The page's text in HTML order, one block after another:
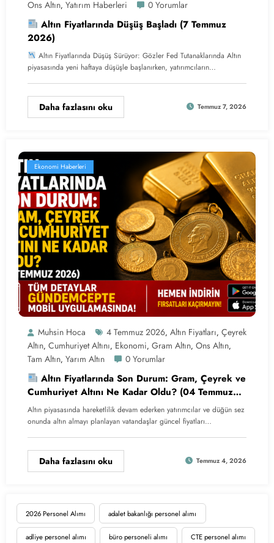
2026 Personel Alımı adalet bakanlığı personel alımı
adliye personel alımı büro personeli alımı CTE personel alımı
Ons Altın, Yatırım Haberleri 0 Yorumlar
Altın Fiyatlarında Düşüş Başladı (7 Temmuz
2026)
Altın Fiyatlarında Düşüş Sürüyor: Gözler Fed Tutanaklarında Altın
piyasasında yeni haftaya düşüşle başlanırken, yatırımcıların…
Daha fazlasını oku Temmuz 7, 2026
Ekonomi Haberleri
Muhsin Hoca 4 Temmuz 2026, Altın Fiyatları, Çeyrek
Altın, Cumhuriyet Altını, Ekonomi, Gram Altın, Ons Altın,
Tam Altın, Yarım Altın 0 Yorumlar
Altın Fiyatlarında Son Durum: Gram, Çeyrek ve
Cumhuriyet Altını Ne Kadar Oldu? (04 Temmuz
2026)
Altın piyasasında hareketlilik devam ederken yatırımcılar ve düğün sez
onunda altın almayı planlayan vatandaşlar güncel fiyatları…
Daha fazlasını oku Temmuz 4, 2026